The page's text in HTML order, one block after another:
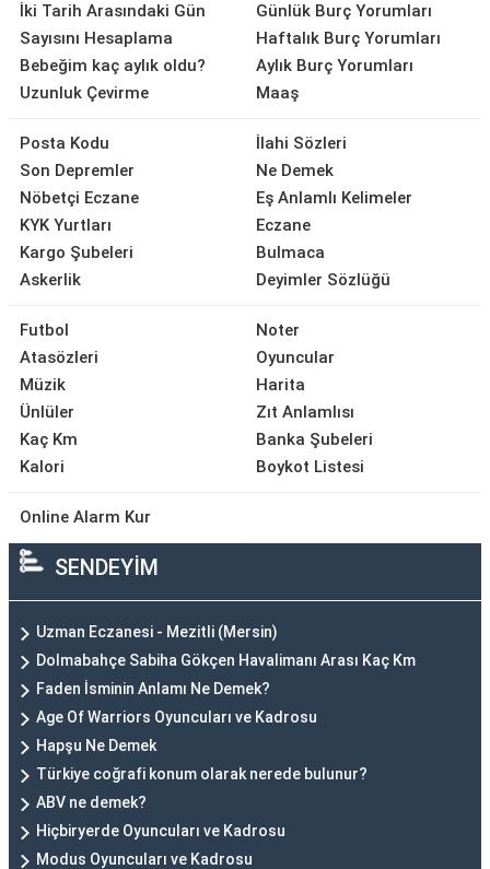
İki Tarih Arasındaki Gün
Sayısını Hesaplama
Bebeğim kaç aylık oldu?
Uzunluk Çevirme
Günlük Burç Yorumları
Haftalık Burç Yorumları
Aylık Burç Yorumları
Maaş
Posta Kodu
Son Depremler
Nöbetçi Eczane
KYK Yurtları
Kargo Şubeleri
Askerlik
İlahi Sözleri
Ne Demek
Eş Anlamlı Kelimeler
Eczane
Bulmaca
Deyimler Sözlüğü
Futbol
Atasözleri
Müzik
Ünlüler
Kaç Km
Kalori
Noter
Oyuncular
Harita
Zıt Anlamlısı
Banka Şubeleri
Boykot Listesi
Online Alarm Kur
SENDEYİM
Uzman Eczanesi - Mezitli (Mersin)
Dolmabahçe Sabiha Gökçen Havalimanı Arası Kaç Km
Faden İsminin Anlamı Ne Demek?
Age Of Warriors Oyuncuları ve Kadrosu
Hapşu Ne Demek
Türkiye coğrafi konum olarak nerede bulunur?
ABV ne demek?
Hiçbiryerde Oyuncuları ve Kadrosu
Modus Oyuncuları ve Kadrosu